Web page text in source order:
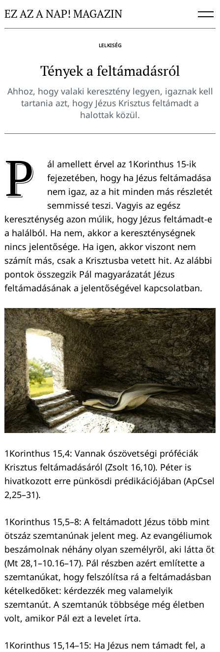
toEZ AZ A NAP! MAGAZIN
LELKISÉG
Tények a feltámadásról
Ahhoz, hogy valaki keresztény legyen, igaznak kell
tartania azt, hogy Jézus Krisztus feltámadt a
halottak közül.
P
ál amellett érvel az 1Korinthus 15-ik
fejezetében, hogy ha Jézus feltámadása
nem igaz, az a hit minden más részletét
semmissé teszi. Vagyis az egész
kereszténység azon múlik, hogy Jézus feltámadt-e
a halálból. Ha nem, akkor a kereszténységnek
nincs jelentősége. Ha igen, akkor viszont nem
számít más, csak a Krisztusba vetett hit. Az alábbi
pontok összegzik Pál magyarázatát Jézus
feltámadásának a jelentőségével kapcsolatban.
1Korinthus 15,4: Vannak ószövetségi próféciák
Krisztus feltámadásáról (Zsolt 16,10). Péter is
hivatkozott erre pünkösdi prédikációjában (ApCsel
2,25–31).
1Korinthus 15,5–8: A feltámadott Jézus több mint
ötszáz szemtanúnak jelent meg. Az evangéliumok
beszámolnak néhány olyan személyről, aki látta őt
(Mt 28,1–10.16–17). Pál részben azért említette a
szemtanúkat, hogy felszólítsa rá a feltámadásban
kételkedőket: kérdezzék meg valamelyik
szemtanút. A szemtanúk többsége még életben
volt, amikor Pál ezt a levelet írta.
1Korinthus 15,14–15: Ha Jézus nem támadt fel, a